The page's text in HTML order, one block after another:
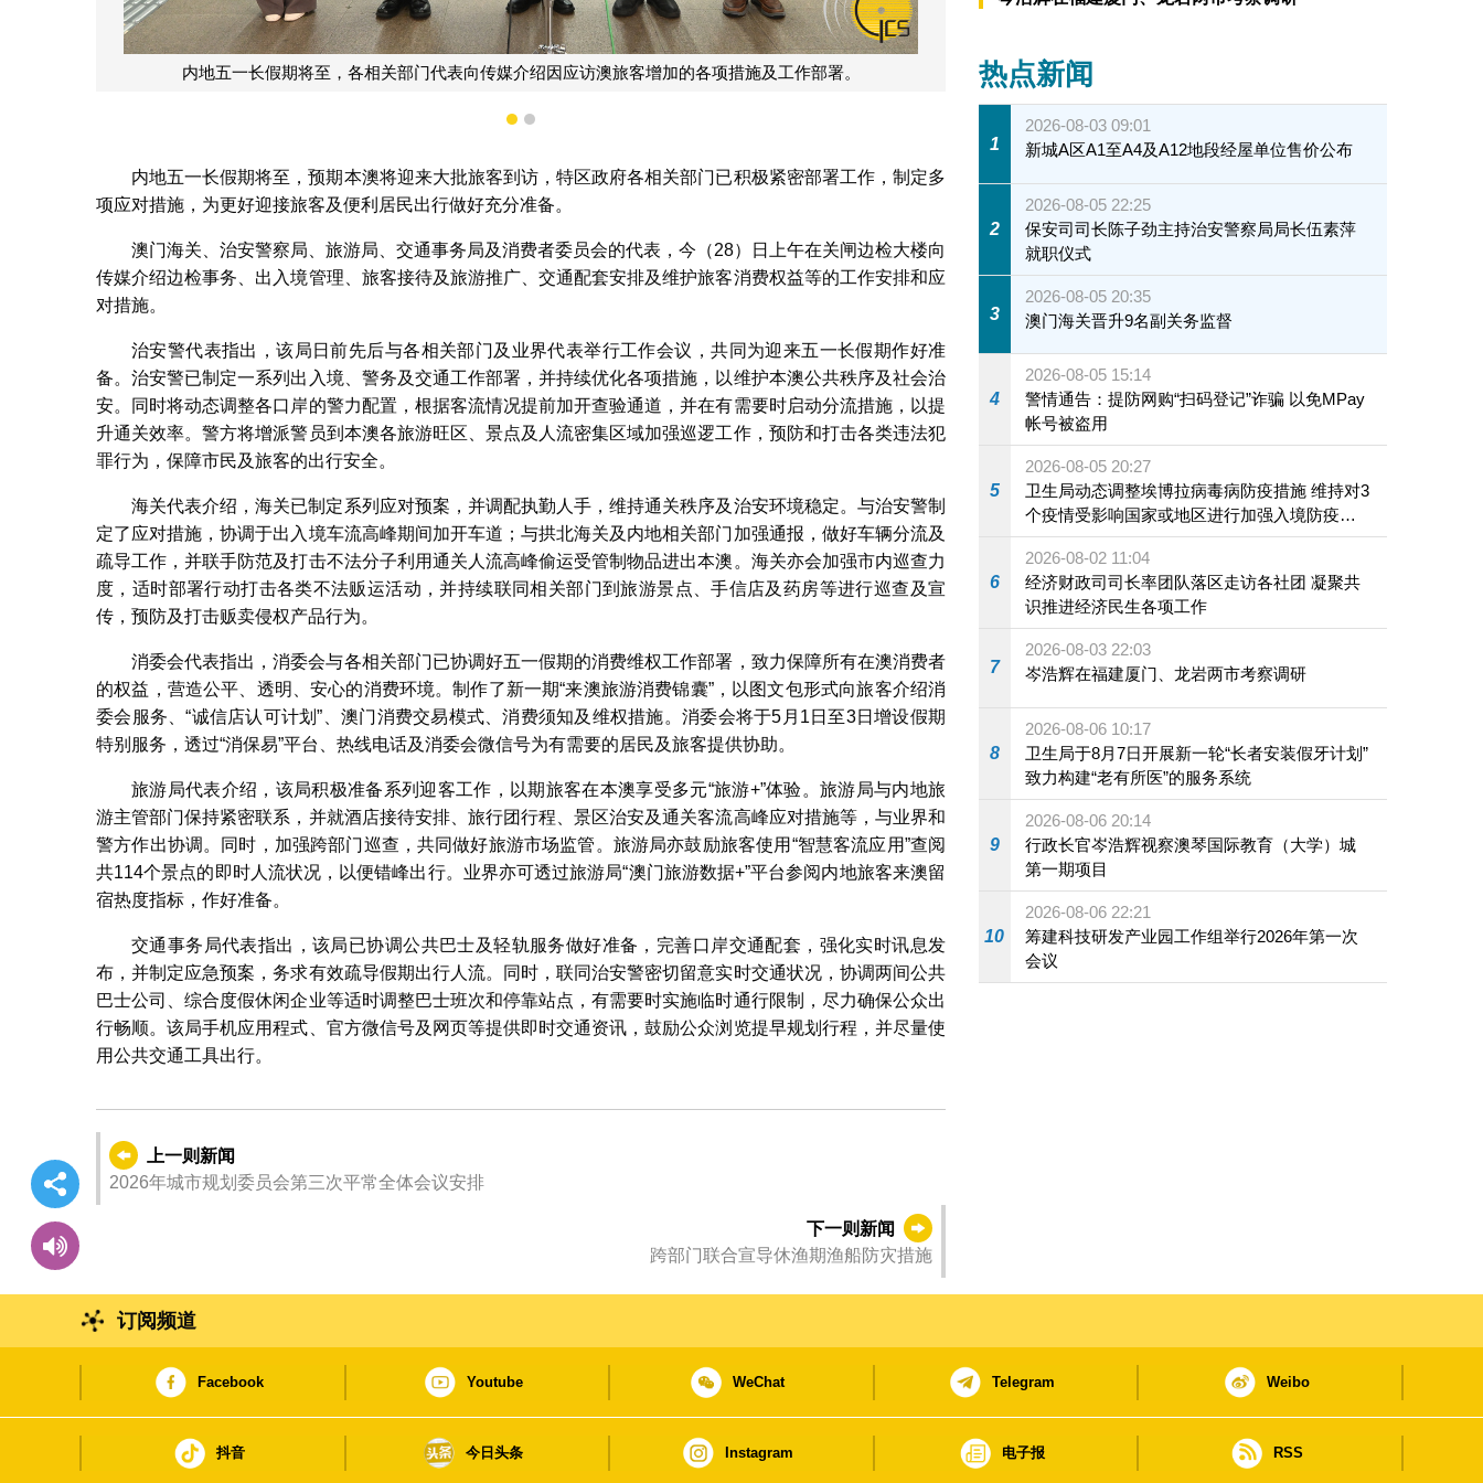
内地五一长假期将至，各相关部门代表向传媒介绍因应访澳旅客增加的各项措施及工作部署。
1 2
内地五一长假期将至，预期本澳将迎来大批旅客到访，特区政府各相关部门已积极紧密部署工作，制定多
项应对措施，为更好迎接旅客及便利居民出行做好充分准备。
澳门海关、治安警察局、旅游局、交通事务局及消费者委员会的代表，今（28）日上午在关闸边检大楼向
传媒介绍边检事务、出入境管理、旅客接待及旅游推广、交通配套安排及维护旅客消费权益等的工作安排和应
对措施。
治安警代表指出，该局日前先后与各相关部门及业界代表举行工作会议，共同为迎来五一长假期作好准
备。治安警已制定一系列出入境、警务及交通工作部署，并持续优化各项措施，以维护本澳公共秩序及社会治
安。同时将动态调整各口岸的警力配置，根据客流情况提前加开查验通道，并在有需要时启动分流措施，以提
升通关效率。警方将增派警员到本澳各旅游旺区、景点及人流密集区域加强巡逻工作，预防和打击各类违法犯
罪行为，保障市民及旅客的出行安全。
海关代表介绍，海关已制定系列应对预案，并调配执勤人手，维持通关秩序及治安环境稳定。与治安警制
定了应对措施，协调于出入境车流高峰期间加开车道；与拱北海关及内地相关部门加强通报，做好车辆分流及
疏导工作，并联手防范及打击不法分子利用通关人流高峰偷运受管制物品进出本澳。海关亦会加强市内巡查力
度，适时部署行动打击各类不法贩运活动，并持续联同相关部门到旅游景点、手信店及药房等进行巡查及宣
传，预防及打击贩卖侵权产品行为。
消委会代表指出，消委会与各相关部门已协调好五一假期的消费维权工作部署，致力保障所有在澳消费者
的权益，营造公平、透明、安心的消费环境。制作了新一期“来澳旅游消费锦囊”，以图文包形式向旅客介绍消
委会服务、“诚信店认可计划”、澳门消费交易模式、消费须知及维权措施。消委会将于5月1日至3日增设假期
特别服务，透过“消保易”平台、热线电话及消委会微信号为有需要的居民及旅客提供协助。
旅游局代表介绍，该局积极准备系列迎客工作，以期旅客在本澳享受多元“旅游+”体验。旅游局与内地旅
游主管部门保持紧密联系，并就酒店接待安排、旅行团行程、景区治安及通关客流高峰应对措施等，与业界和
警方作出协调。同时，加强跨部门巡查，共同做好旅游市场监管。旅游局亦鼓励旅客使用“智慧客流应用”查阅
共114个景点的即时人流状况，以便错峰出行。业界亦可透过旅游局“澳门旅游数据+”平台参阅内地旅客来澳留
宿热度指标，作好准备。
交通事务局代表指出，该局已协调公共巴士及轻轨服务做好准备，完善口岸交通配套，强化实时讯息发
布，并制定应急预案，务求有效疏导假期出行人流。同时，联同治安警密切留意实时交通状况，协调两间公共
巴士公司、综合度假休闲企业等适时调整巴士班次和停靠站点，有需要时实施临时通行限制，尽力确保公众出
行畅顺。该局手机应用程式、官方微信号及网页等提供即时交通资讯，鼓励公众浏览提早规划行程，并尽量使
用公共交通工具出行。
上一则新闻
2026年城市规划委员会第三次平常全体会议安排
下一则新闻
跨部门联合宣导休渔期渔船防灾措施
热点新闻
1
2026-08-03 09:01
新城A区A1至A4及A12地段经屋单位售价公布
2
2026-08-05 22:25
保安司司长陈子劲主持治安警察局局长伍素萍
就职仪式
3
2026-08-05 20:35
澳门海关晋升9名副关务监督
4
2026-08-05 15:14
警情通告：提防网购“扫码登记”诈骗 以免MPay
帐号被盗用
5
2026-08-05 20:27
卫生局动态调整埃博拉病毒病防疫措施 维持对3
个疫情受影响国家或地区进行加强入境防疫措
施
6
2026-08-02 11:04
经济财政司司长率团队落区走访各社团 凝聚共
识推进经济民生各项工作
7
2026-08-03 22:03
岑浩辉在福建厦门、龙岩两市考察调研
8
2026-08-06 10:17
卫生局于8月7日开展新一轮“长者安装假牙计划”
致力构建“老有所医”的服务系统
9
2026-08-06 20:14
行政长官岑浩辉视察澳琴国际教育（大学）城
第一期项目
10
2026-08-06 22:21
筹建科技研发产业园工作组举行2026年第一次
会议
订阅频道
Facebook Youtube WeChat Telegram Weibo
抖音 今日头条 Instagram 电子报 RSS